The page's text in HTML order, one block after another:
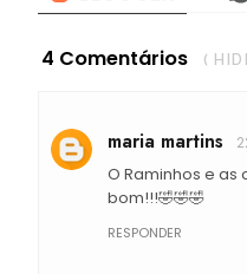
4 Comentários (
maria martins
O Raminhos e as
bom!!!🤣🤣🤣
RESPONDER